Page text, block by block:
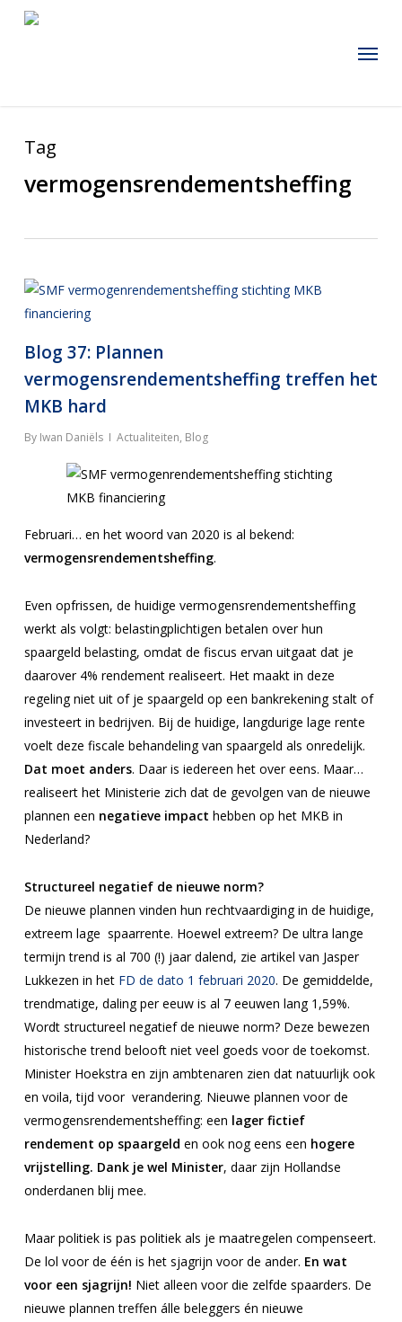
Menu
Tag
vermogensrendementsheffing
Blog 37: Plannen
vermogensrendementsheffing treffen het
MKB hard
By Iwan Daniëls Actualiteiten, Blog
Februari… en het woord van 2020 is al bekend:
vermogensrendementsheffing.
Even opfrissen, de huidige vermogensrendementsheffing
werkt als volgt: belastingplichtigen betalen over hun
spaargeld belasting, omdat de fiscus ervan uitgaat dat je
daarover 4% rendement realiseert. Het maakt in deze
regeling niet uit of je spaargeld op een bankrekening stalt of
investeert in bedrijven. Bij de huidige, langdurige lage rente
voelt deze fiscale behandeling van spaargeld als onredelijk.
Dat moet anders. Daar is iedereen het over eens. Maar…
realiseert het Ministerie zich dat de gevolgen van de nieuwe
plannen een negatieve impact hebben op het MKB in
Nederland?
Structureel negatief de nieuwe norm?
De nieuwe plannen vinden hun rechtvaardiging in de huidige,
extreem lage spaarrente. Hoewel extreem? De ultra lange
termijn trend is al 700 (!) jaar dalend, zie artikel van Jasper
Lukkezen in het FD de dato 1 februari 2020. De gemiddelde,
trendmatige, daling per eeuw is al 7 eeuwen lang 1,59%.
Wordt structureel negatief de nieuwe norm? Deze bewezen
historische trend belooft niet veel goeds voor de toekomst.
Minister Hoekstra en zijn ambtenaren zien dat natuurlijk ook
en voila, tijd voor verandering. Nieuwe plannen voor de
vermogensrendementsheffing: een lager fictief
rendement op spaargeld en ook nog eens een hogere
vrijstelling. Dank je wel Minister, daar zijn Hollandse
onderdanen blij mee.
Maar politiek is pas politiek als je maatregelen compenseert.
De lol voor de één is het sjagrijn voor de ander. En wat
voor een sjagrijn! Niet alleen voor die zelfde spaarders. De
nieuwe plannen treffen álle beleggers én nieuwe